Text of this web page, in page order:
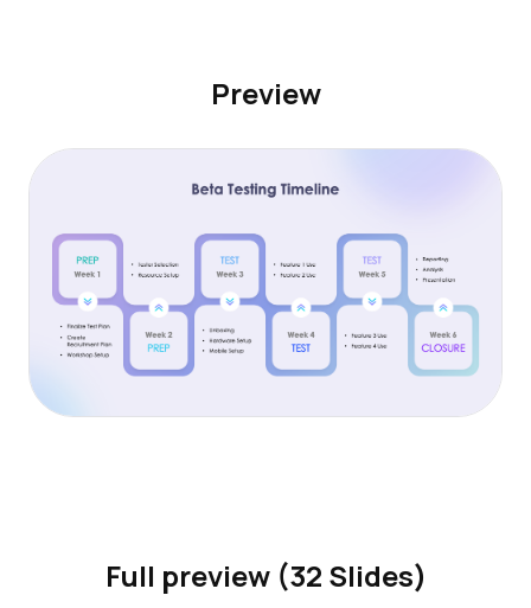
Preview
Full preview (32 Slides)